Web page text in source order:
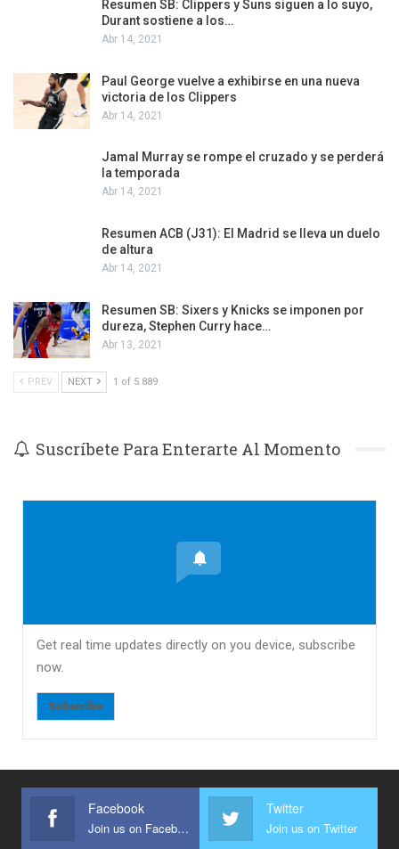
Resumen SB: Clippers y Suns siguen a lo suyo,
Durant sostiene a los…
Abr 14, 2021
Paul George vuelve a exhibirse en una nueva
victoria de los Clippers
Abr 14, 2021
Jamal Murray se rompe el cruzado y se perderá
la temporada
Abr 14, 2021
Resumen ACB (J31): El Madrid se lleva un duelo
de altura
Abr 14, 2021
Resumen SB: Sixers y Knicks se imponen por
dureza, Stephen Curry hace…
Abr 13, 2021
PREV NEXT 1 of 5.889
Suscríbete Para Enterarte Al Momento
Get real time updates directly on you device, subscribe
now.
Subscribe
Facebook
Join us on Facebook
Twitter
Join us on Twitter